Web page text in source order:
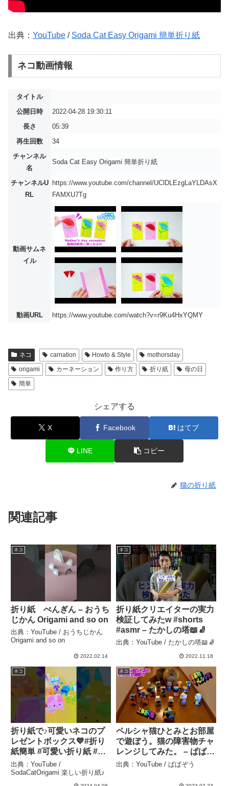
出典： YouTube / Soda Cat Easy Origami 簡単折り紙
ネコ動画情報
タイトル
公開日時
2022-04-28 19:30:11
長さ
05:39
再生回数
34
チャンネル
名
Soda Cat Easy Origami 簡単折り紙
チャンネルU
RL
https://www.youtube.com/channel/UClDLEzgLaYLDAsX
FAMXU7Tg
動画サムネ
イル
動画URL https://www.youtube.com/watch?v=r9Ku4HxYQMY
ネコ carnation Howto & Style
mothorsday
origami
カーネーション 作り方 折り紙
母の日
簡単
シェアする
X Facebook はてブ
LINE コピー
猫の折り紙
関連記事
ネコ
折り紙 ぺんぎん – おうち
じかん Origami and so on
出典：YouTube / おうちじかん
Origami and so on
2022.02.14
ネコ
折り紙クリエイターの実力
検証してみたw #shorts
#asmr – たかしの塔📖🧦
出典：YouTube / たかしの塔📖🧦
2022.11.18
ネコ
折り紙で♪可愛いネコのプ
レゼントボックス💙#折り
紙簡単 #可愛い折り紙 #プ
レゼント –
SodaCatOrigami 楽しい折
出典：YouTube /
SodaCatOrigami 楽しい折り紙♪
ネコ
ペルシャ猫ひとみとお部屋
で遊ぼう。猫の障害物チャ
レンジしてみた。 – ぱぱぞ
う
出典：YouTube / ぱぱぞう